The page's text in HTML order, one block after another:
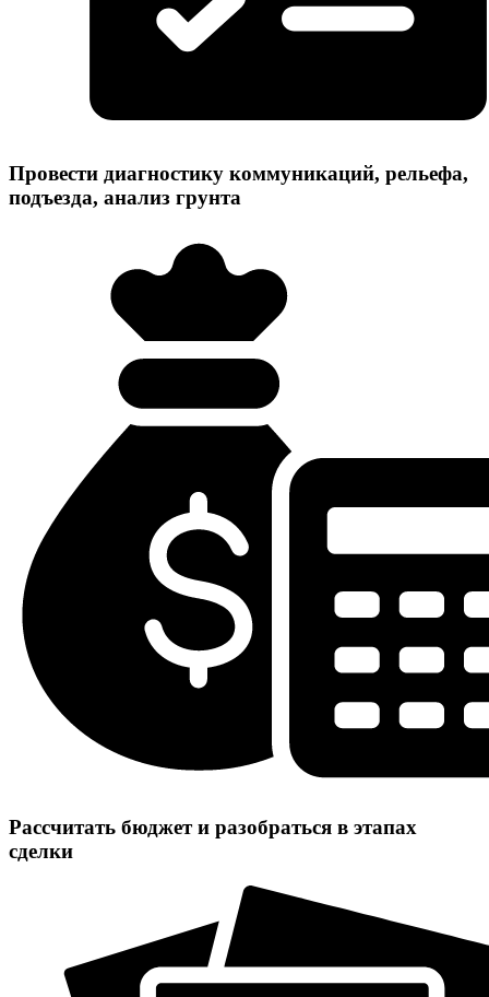
Провести диагностику коммуникаций, рельефа,
подъезда, анализ грунта
Рассчитать бюджет и разобраться в этапах
сделки